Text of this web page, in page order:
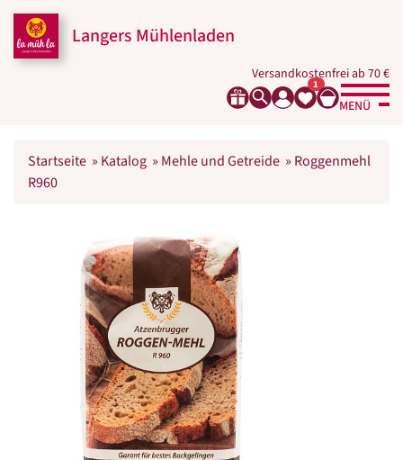
Langers Mühlenladen
Versandkostenfrei ab 70 €
1
MENÜ
Startseite » Katalog » Mehle und Getreide » Roggenmehl
R960